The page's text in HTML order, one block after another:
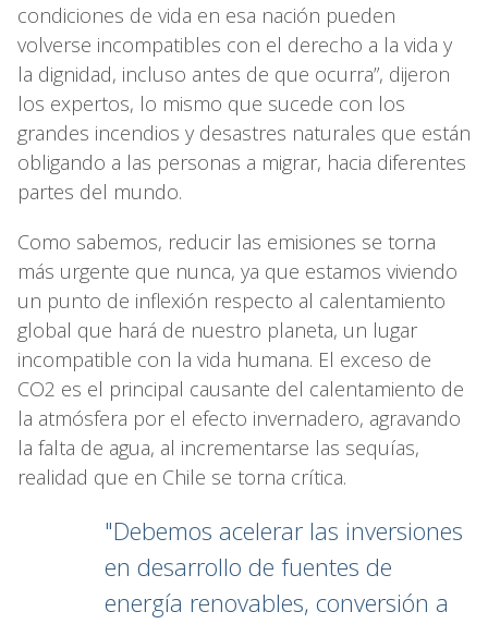
condiciones de vida en esa nación pueden
volverse incompatibles con el derecho a la vida y
la dignidad, incluso antes de que ocurra”, dijeron
los expertos, lo mismo que sucede con los
grandes incendios y desastres naturales que están
obligando a las personas a migrar, hacia diferentes
partes del mundo.
Como sabemos, reducir las emisiones se torna
más urgente que nunca, ya que estamos viviendo
un punto de inflexión respecto al calentamiento
global que hará de nuestro planeta, un lugar
incompatible con la vida humana. El exceso de
CO2 es el principal causante del calentamiento de
la atmósfera por el efecto invernadero, agravando
la falta de agua, al incrementarse las sequías,
realidad que en Chile se torna crítica.
"Debemos acelerar las inversiones
en desarrollo de fuentes de
energía renovables, conversión a